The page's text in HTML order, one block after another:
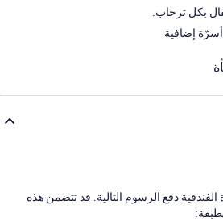
بكل ترحاب.
إضافية
دفع الرسوم التالية. قد تتضمن هذه